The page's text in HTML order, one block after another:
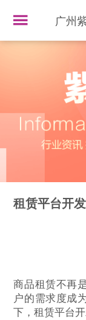
广州
租赁平台开
商品租赁不再
户的需求度成
下，租赁平台开